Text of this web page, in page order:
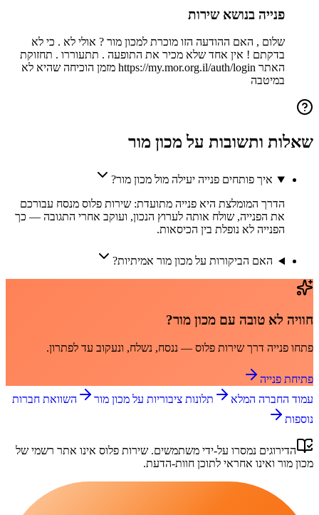
פנייה בנושא שירות
שלום , האם ההודעה הזו מוכרת למכון מור ? אולי לא . כי לא
בדקתם ! אין אחד שלא מכיר את התופעה . תתעוררו . תחזוקת
האתר https://my.mor.org.il/auth/login מזמן הוכיחה שהיא לא
במיטבה
שאלות ותשובות על מכון מור
איך פותחים פנייה יעילה מול מכון מור?
הדרך המומלצת היא פנייה מתועדת: שירות פלוס מנסח עבורכם
את הפנייה, שולח אותה לערוץ הנכון, ועוקב אחרי התגובה — כך
הפנייה לא נופלת בין הכיסאות.
האם הביקורות על מכון מור אמיתיות?
חוויה לא טובה עם מכון מור?
פתחו פנייה דרך שירות פלוס — ננסח, נשלח, ונעקוב עד לפתרון.
פתיחת פנייה
עמוד החברה המלא
תלונות ציבוריות על מכון מור
השוואת חברות
נוספות
הדירוגים נמסרו על-ידי משתמשים. שירות פלוס אינו אתר רשמי של
מכון מור ואינו אחראי לתוכן חוות-הדעת.